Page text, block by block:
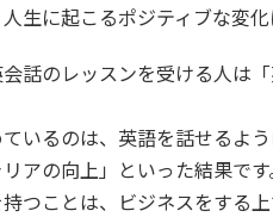
生に起こるポジティブな変化
話のレッスンを受ける人は
いるのは、英語を話せるよ
アの向上」といった結果です
つことは、ビジネスをする上